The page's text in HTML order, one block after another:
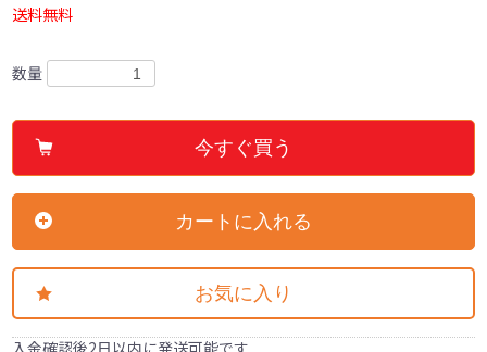
送料無料
数量
今すぐ買う
カートに入れる
お気に入り